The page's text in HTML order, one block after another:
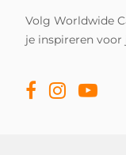
Volg Worldwide
je inspireren voor